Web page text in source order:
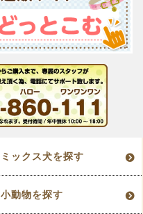
ミックス犬を探す
小動物を探す